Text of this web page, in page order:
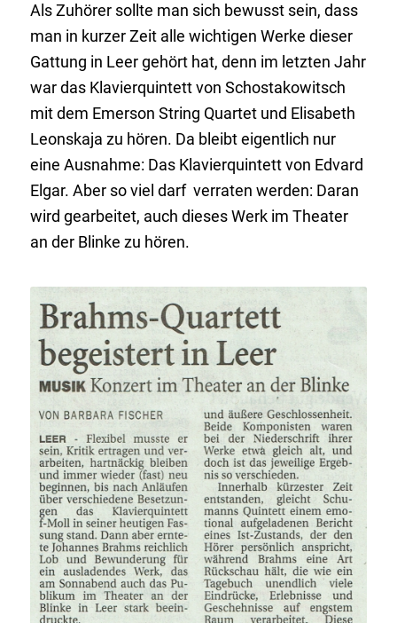
Als Zuhörer sollte man sich bewusst sein, dass
man in kurzer Zeit alle wichtigen Werke dieser
Gattung in Leer gehört hat, denn im letzten Jahr
war das Klavierquintett von Schostakowitsch
mit dem Emerson String Quartet und Elisabeth
Leonskaja zu hören. Da bleibt eigentlich nur
eine Ausnahme: Das Klavierquintett von Edvard
Elgar. Aber so viel darf verraten werden: Daran
wird gearbeitet, auch dieses Werk im Theater
an der Blinke zu hören.